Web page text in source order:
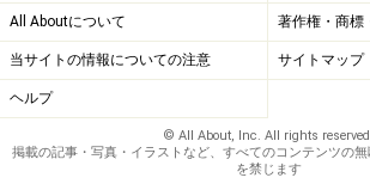
All Aboutについて 著作権・商標
当サイトの情報についての注意 サイトマップ
ヘルプ
© All About, Inc. All rights
掲載の記事・写真・イラストなど、すべてのコンテンツの
を禁じます